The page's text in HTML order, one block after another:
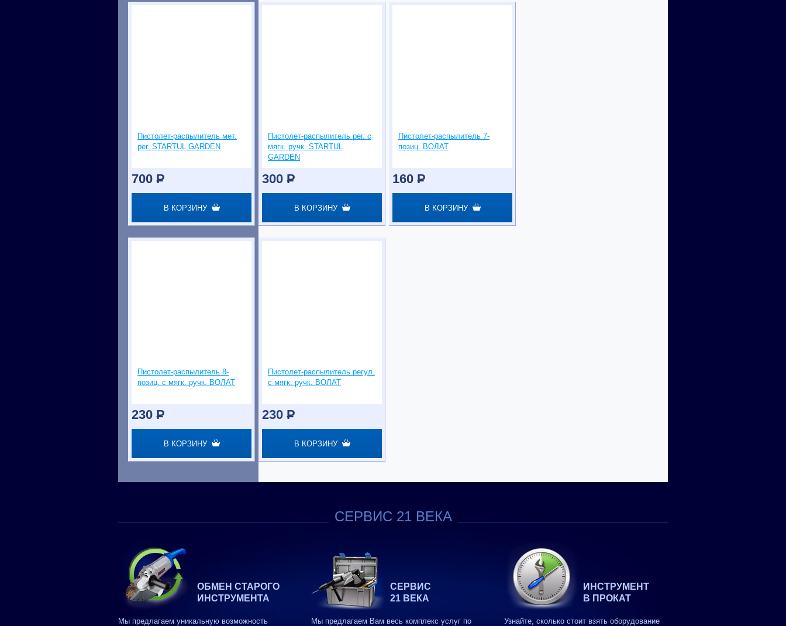
Пистолет-распылитель мет.
рег. STARTUL GARDEN
700 P
В КОРЗИНУ
Пистолет-распылитель рег. с
мягк. ручк. STARTUL
GARDEN
300 P
В КОРЗИНУ
Пистолет-распылитель 7-
позиц. ВОЛАТ
160 P
В КОРЗИНУ
Пистолет-распылитель 8-
позиц. с мягк. ручк. ВОЛАТ
230 P
В КОРЗИНУ
Пистолет-распылитель регул.
с мягк. ручк. ВОЛАТ
230 P
В КОРЗИНУ
СЕРВИС 21 ВЕКА
ОБМЕН СТАРОГО
ИНСТРУМЕНТА
Мы предлагаем уникальную возможность
СЕРВИС
21 ВЕКА
Мы предлагаем Вам весь комплекс услуг по
ИНСТРУМЕНТ
В ПРОКАТ
Узнайте, сколько стоит взять оборудование